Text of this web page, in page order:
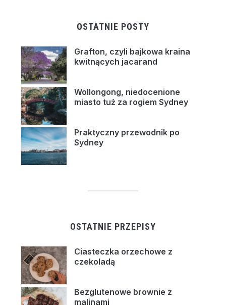
OSTATNIE POSTY
Grafton, czyli bajkowa kraina
kwitnących jacarand
Wollongong, niedocenione
miasto tuż za rogiem Sydney
Praktyczny przewodnik po
Sydney
OSTATNIE PRZEPISY
Ciasteczka orzechowe z
czekoladą
Bezglutenowe brownie z
malinami